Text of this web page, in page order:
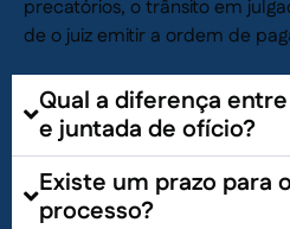
precatórios, o trânsito em
de o juiz emitir a ordem de
Qual a diferença
e juntada de ofício?
Existe um prazo para
processo?